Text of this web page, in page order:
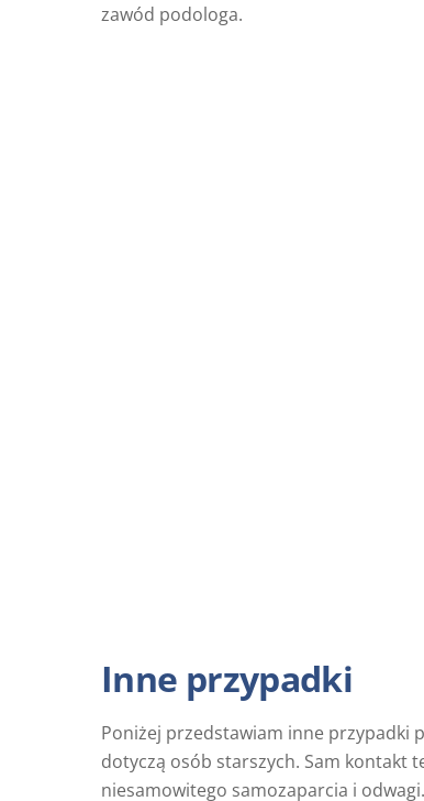
zawód podologa.
Inne przypadki
Poniżej przedstawiam inne przypadki
dotyczą osób starszych. Sam kontakt
niesamowitego samozaparcia i